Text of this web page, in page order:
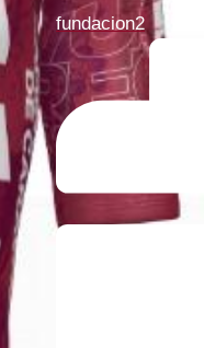
fundacion2